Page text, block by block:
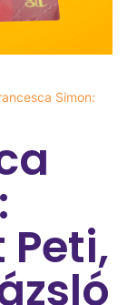
Simon:
Peti,